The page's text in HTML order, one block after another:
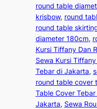
round table
krisbow, round
round table
diameter 180cm,
Kursi Tiffany Dan
Sewa Kursi
Tebar di Jakarta,
round table cover
Table Cover
Jakarta, Sewa